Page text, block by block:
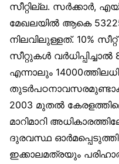
സീറ്റില്ല.
മേഖലയിൽ ആകെ
നിലവിലുള്ളത്. 10% സീറ്റ്
സീറ്റുകൾ
എന്നാലും
2003 മുതൽ
മാറിമാറി
ദുരവസ്ഥ
ഇക്കാലമത്രയും